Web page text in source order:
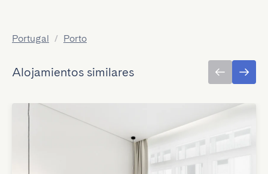
Portugal / Porto
Alojamientos similares